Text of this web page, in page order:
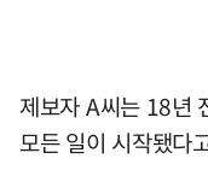
제보자 A씨는 18년
모든 일이 시작됐다